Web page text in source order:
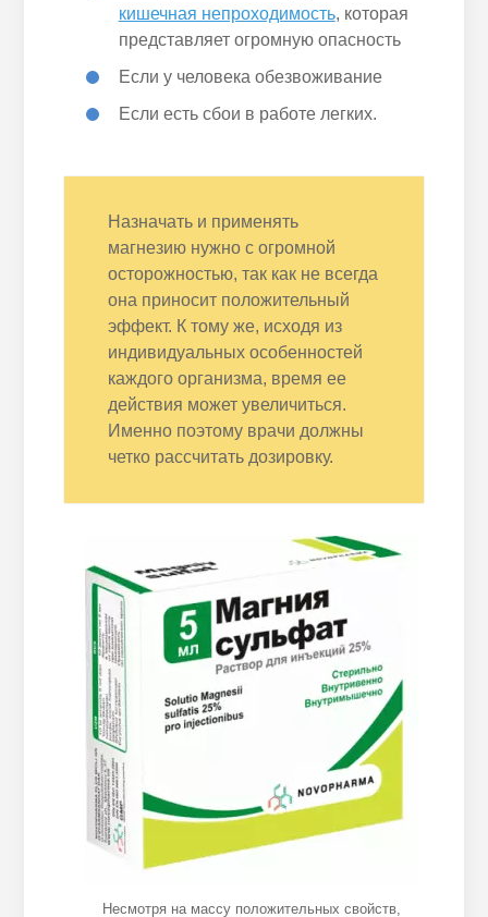
кишечная непроходимость, которая
представляет огромную опасность
Если у человека обезвоживание
Если есть сбои в работе легких.
Назначать и применять
магнезию нужно с огромной
осторожностью, так как не всегда
она приносит положительный
эффект. К тому же, исходя из
индивидуальных особенностей
каждого организма, время ее
действия может увеличиться.
Именно поэтому врачи должны
четко рассчитать дозировку.
Несмотря на массу положительных свойств,